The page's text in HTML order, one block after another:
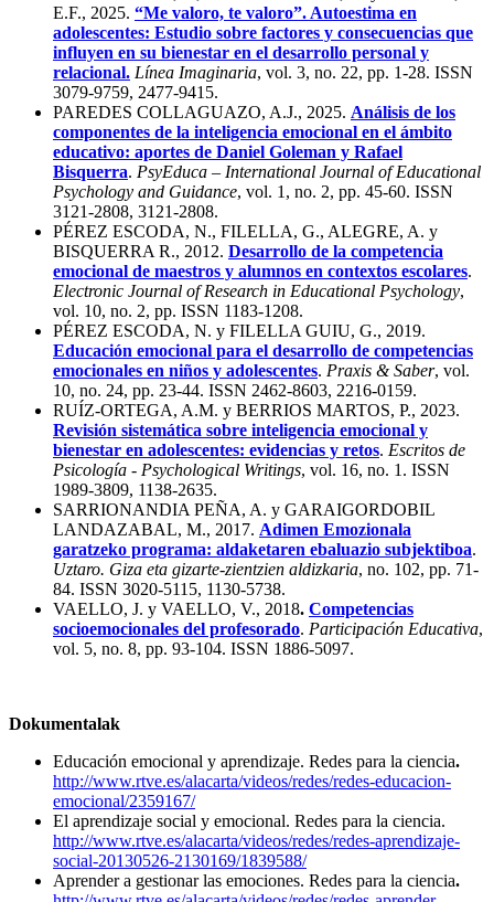
E.F., 2025. “Me valoro, te valoro”. Autoestima en
adolescentes: Estudio sobre factores y consecuencias que
influyen en su bienestar en el desarrollo personal y
relacional. Línea Imaginaria, vol. 3, no. 22, pp. 1-28. ISSN
3079-9759, 2477-9415.
PAREDES COLLAGUAZO, A.J., 2025. Análisis de los
componentes de la inteligencia emocional en el ámbito
educativo: aportes de Daniel Goleman y Rafael
Bisquerra. PsyEduca – International Journal of Educational
Psychology and Guidance, vol. 1, no. 2, pp. 45-60. ISSN
3121-2808, 3121-2808.
PÉREZ ESCODA, N., FILELLA, G., ALEGRE, A. y
BISQUERRA R., 2012. Desarrollo de la competencia
emocional de maestros y alumnos en contextos escolares.
Electronic Journal of Research in Educational Psychology,
vol. 10, no. 2, pp. ISSN 1183-1208.
PÉREZ ESCODA, N. y FILELLA GUIU, G., 2019.
Educación emocional para el desarrollo de competencias
emocionales en niños y adolescentes. Praxis & Saber, vol.
10, no. 24, pp. 23-44. ISSN 2462-8603, 2216-0159.
RUÍZ-ORTEGA, A.M. y BERRIOS MARTOS, P., 2023.
Revisión sistemática sobre inteligencia emocional y
bienestar en adolescentes: evidencias y retos. Escritos de
Psicología - Psychological Writings, vol. 16, no. 1. ISSN
1989-3809, 1138-2635.
SARRIONANDIA PEÑA, A. y GARAIGORDOBIL
LANDAZABAL, M., 2017. Adimen Emozionala
garatzeko programa: aldaketaren ebaluazio subjektiboa.
Uztaro. Giza eta gizarte-zientzien aldizkaria, no. 102, pp. 71-
84. ISSN 3020-5115, 1130-5738.
VAELLO, J. y VAELLO, V., 2018. Competencias
socioemocionales del profesorado. Participación Educativa,
vol. 5, no. 8, pp. 93-104. ISSN 1886-5097.
Dokumentalak
Educación emocional y aprendizaje. Redes para la ciencia.
http://www.rtve.es/alacarta/videos/redes/redes-educacion-
emocional/2359167/
El aprendizaje social y emocional. Redes para la ciencia.
http://www.rtve.es/alacarta/videos/redes/redes-aprendizaje-
social-20130526-2130169/1839588/
Aprender a gestionar las emociones. Redes para la ciencia.